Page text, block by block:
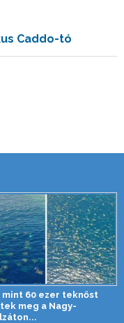
Caddo-tó
mint 60 ezer teknőst
meg a Nagy-